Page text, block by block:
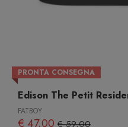
PRONTA CONSEGNA
Edison The Petit
FATBOY
€ 47,00 € 59,00